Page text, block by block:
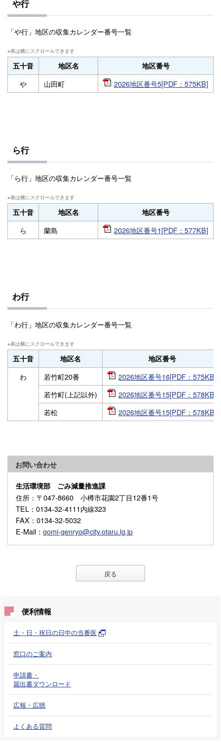
や行
「や行」地区の収集カレンダー番号一覧
五十音 地区名 地区番号
や 山田町 2026地区番号5[PDF：575KB]
ら行
「ら行」地区の収集カレンダー番号一覧
五十音 地区名 地区番号
ら 蘭島 2026地区番号1[PDF：577KB]
わ行
「わ行」地区の収集カレンダー番号一覧
五十音 地区名 地区番号
わ 若竹町20番
2026地区番号16[PDF：575KB]
若竹町(上記以外)
2026地区番号15[PDF：578KB]
若松
2026地区番号15[PDF：578KB]
お問い合わせ
生活環境部 ごみ減量推進課
住所 ：〒047-8660 小樽市花園2丁目12番1号
TEL ：0134-32-4111内線323
FAX ：0134-32-5032
E-Mail ： gomi-genryo@city.otaru.lg.jp
戻る
便利情報
土・日・祝日の日中の当番医
窓口のご案内
申請書・
届出書ダウンロード
広報・広聴
よくある質問